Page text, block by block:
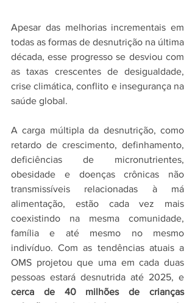
Apesar das melhorias incrementais em
todas as formas de desnutrição na última
década, esse progresso se desviou com
as taxas crescentes de desigualdade,
crise climática, conflito e insegurança na
saúde global.
A carga múltipla da desnutrição, como
retardo de crescimento, definhamento,
deficiências de micronutrientes,
obesidade e doenças crônicas não
transmissíveis relacionadas à má
alimentação, estão cada vez mais
coexistindo na mesma comunidade,
família e até mesmo no mesmo
indivíduo. Com as tendências atuais a
OMS projetou que uma em cada duas
cerca de 40 milhões de crianças